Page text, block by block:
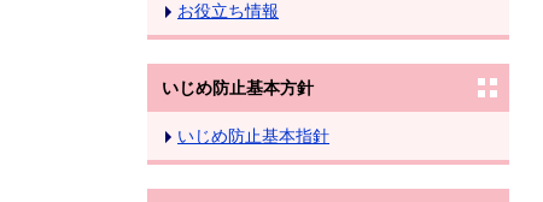
お役立ち情報
いじめ防止基本方針
いじめ防止基本指針